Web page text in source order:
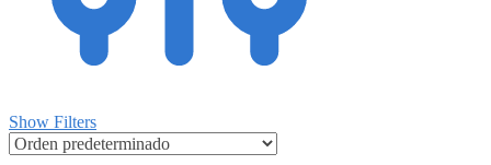
Show Filters